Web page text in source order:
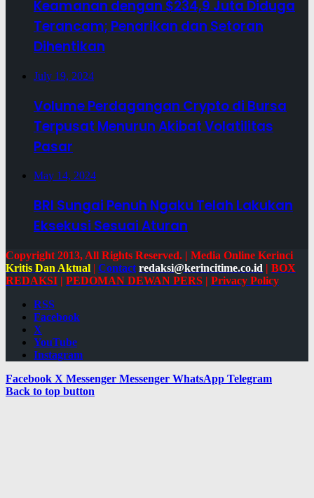
Keamanan dengan $234,9 Juta Diduga
Terancam; Penarikan dan Setoran
Dihentikan
July 19, 2024
Volume Perdagangan Crypto di Bursa
Terpusat Menurun Akibat Volatilitas
Pasar
May 14, 2024
BRI Sungai Penuh Ngaku Telah Lakukan
Eksekusi Sesuai Aturan
Copyright 2013, All Rights Reserved. | Media Online Kerinci
Kritis Dan Aktual | Contact redaksi@kerincitime.co.id | BOX
REDAKSI | PEDOMAN DEWAN PERS | Privacy Policy
RSS
Facebook
X
YouTube
Instagram
Facebook X Messenger Messenger WhatsApp Telegram
Back to top button